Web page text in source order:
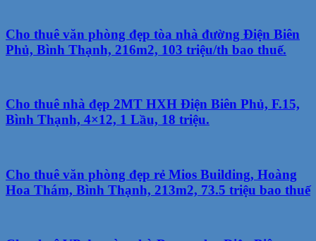
Cho thuê văn phòng đẹp tòa nhà đường Điện Biên
Phủ, Bình Thạnh, 216m2, 103 triệu/th bao thuế.
Cho thuê nhà đẹp 2MT HXH Điện Biên Phủ, F.15,
Bình Thạnh, 4×12, 1 Lầu, 18 triệu.
Cho thuê văn phòng đẹp rẻ Mios Building, Hoàng
Hoa Thám, Bình Thạnh, 213m2, 73.5 triệu bao thuế